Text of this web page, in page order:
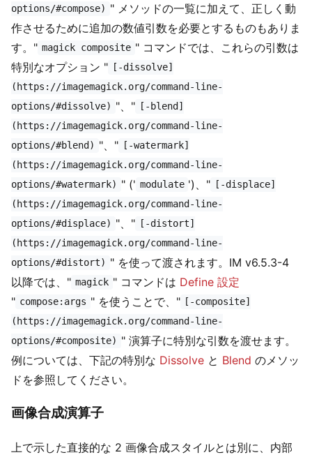
options/#compose) " メソッドの一覧に加えて、正しく動
作させるために追加の数値引数を必要とするものもありま
す。" magick composite " コマンドでは、これらの引数は
特別なオプション "
[-dissolve]
(https://imagemagick.org/command-line-
options/#dissolve) "、"
[-blend]
(https://imagemagick.org/command-line-
options/#blend) "、"
[-watermark]
(https://imagemagick.org/command-line-
options/#watermark) " (' modulate ')、"
[-displace]
(https://imagemagick.org/command-line-
options/#displace) "、"
[-distort]
(https://imagemagick.org/command-line-
options/#distort) " を使って渡されます。IM v6.5.3-4
以降では、" magick " コマンドは Define 設定
" compose:args " を使うことで、" [-composite]
(https://imagemagick.org/command-line-
options/#composite) " 演算子に特別な引数を渡せます。
例については、下記の特別な Dissolve と Blend のメソッ
ドを参照してください。
画像合成演算子
上で示した直接的な 2 画像合成スタイルとは別に、内部